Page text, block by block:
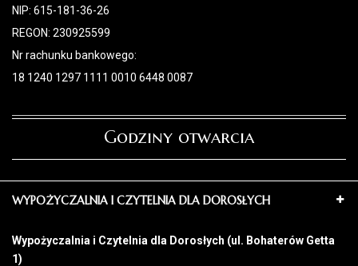
NIP: 615-181-36-26
REGON: 230925599
Nr rachunku bankowego:
18 1240 1297 1111 0010 6448 0087
Godziny otwarcia
WYPOŻYCZALNIA I CZYTELNIA DLA DOROSŁYCH
Wypożyczalnia i Czytelnia dla Dorosłych (ul. Bohaterów Getta
1)